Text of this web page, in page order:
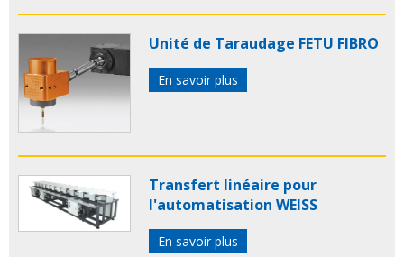
Unité de Taraudage FETU FIBRO
En savoir plus
Transfert linéaire pour
l'automatisation WEISS
En savoir plus